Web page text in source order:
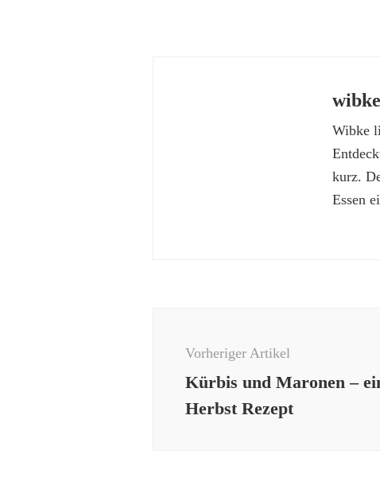
wibke
Wibke
kurz.
Essen
Vorheriger Artikel
Kürbis und Maronen –
Herbst Rezept